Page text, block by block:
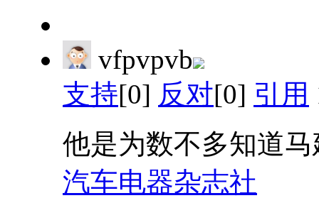
vfpvpvb
支持[0] 反对[0] 引用
他是为数不多知道
汽车电器杂志社